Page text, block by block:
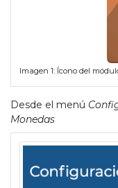
Imagen 1: Ícono del
Desde el menú
Monedas